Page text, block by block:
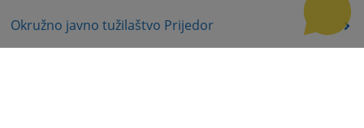
Okružno javno tužilaštvo Prijedor